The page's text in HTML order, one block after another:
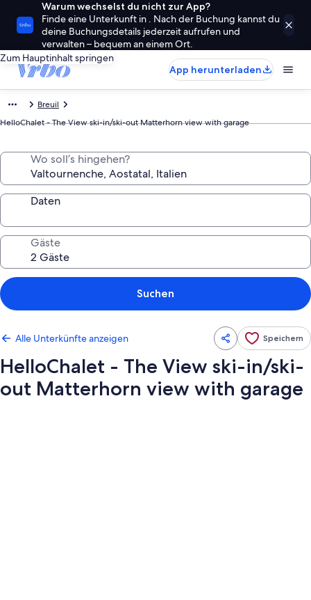
Warum wechselst du nicht zur App?
Finde eine Unterkunft in . Nach der Buchung kannst du
deine Buchungsdetails jederzeit aufrufen und
verwalten – bequem an einem Ort.
Zum Hauptinhalt springen
App herunterladen
Breuil
HelloChalet - The View ski-in/ski-out Matterhorn view with garage
Wo soll’s hingehen?
Daten
Gäste
Suchen
Alle Unterkünfte anzeigen Speichern
HelloChalet - The View ski-in/ski-
out Matterhorn view with garage